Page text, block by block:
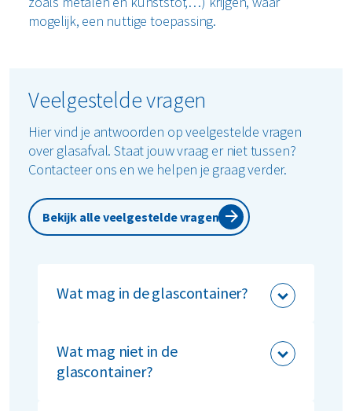
mogelijk, een nuttige toepassing.
Veelgestelde vragen
Hier vind je antwoorden op veelgestelde vragen
over glasafval. Staat jouw vraag er niet tussen?
Contacteer ons en we helpen je graag verder.
Bekijk alle veelgestelde vragen
Wat mag in de glascontainer?
glascontainer:
Wat mag niet in de
glascontainer?